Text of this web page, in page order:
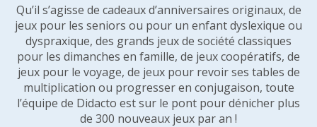
Qu’il s’agisse de cadeaux d’anniversaires originaux, de
jeux pour les seniors ou pour un enfant dyslexique ou
dyspraxique, des grands jeux de société classiques
pour les dimanches en famille, de jeux coopératifs, de
jeux pour le voyage, de jeux pour revoir ses tables de
multiplication ou progresser en conjugaison, toute
l’équipe de Didacto est sur le pont pour dénicher plus
de 300 nouveaux jeux par an !